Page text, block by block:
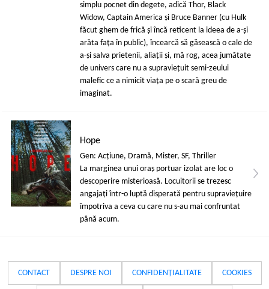
simplu pocnet din degete, adică Thor, Black
Widow, Captain America și Bruce Banner (cu Hulk
făcut ghem de frică și încă reticent la ideea de a-și
arăta fața în public), încearcă să găsească o cale de
a-și salva prietenii, aliații și, mă rog, acea jumătate
de univers care nu a supraviețuit semi-zeului
malefic ce a nimicit viața pe o scară greu de
imaginat.
Hope
Gen: Acţiune, Dramă, Mister, SF, Thriller
La marginea unui oraș portuar izolat are loc o
descoperire misterioasă. Locuitorii se trezesc
angajați într-o luptă disperată pentru supraviețuire
împotriva a ceva cu care nu s-au mai confruntat
până acum.
CONTACT DESPRE NOI CONFIDENȚIALITATE COOKIES